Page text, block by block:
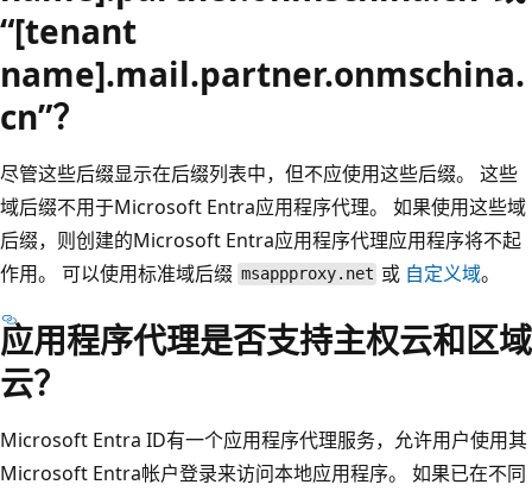
“[tenant
name].mail.partner.onmschina.
cn”？
尽管这些后缀显示在后缀列表中，但不应使用这些后缀。 这些
域后缀不用于Microsoft Entra应用程序代理。 如果使用这些域
后缀，则创建的Microsoft Entra应用程序代理应用程序将不起
作用。 可以使用标准域后缀 msappproxy.net 或 自定义域。
应用程序代理是否支持主权云和区域
云？
Microsoft Entra ID有一个应用程序代理服务，允许用户使用其
Microsoft Entra帐户登录来访问本地应用程序。 如果已在不同